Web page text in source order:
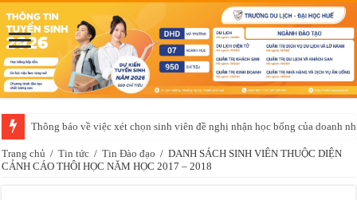
Thông báo về việc xét chọn sinh viên đề nghị nhận học bổng của doanh
Trang chủ / Tin tức / Tin Đào đạo / DANH SÁCH SINH VIÊN THUỘC DIỆN
CẢNH CÁO THÔI HỌC NĂM HỌC 2017 – 2018